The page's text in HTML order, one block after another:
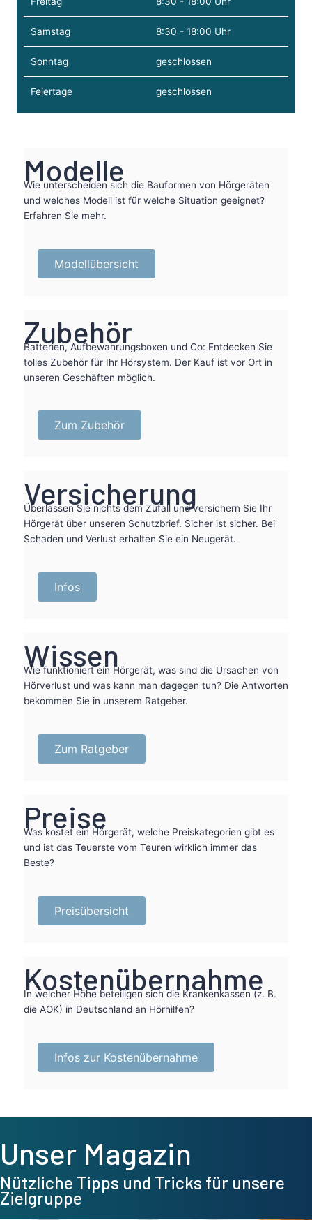
Samstag 8:30 - 18:00 Uhr
Sonntag geschlossen
Feiertage geschlossen
Modelle
Wie unterscheiden sich die Bauformen von Hörgeräten
und welches Modell ist für welche Situation geeignet?
Erfahren Sie mehr.
Modellübersicht
Zubehör
Batterien, Aufbewahrungsboxen und Co: Entdecken Sie
tolles Zubehör für Ihr Hörsystem. Der Kauf ist vor Ort in
unseren Geschäften möglich.
Zum Zubehör
Versicherung
Überlassen Sie nichts dem Zufall und versichern Sie Ihr
Hörgerät über unseren Schutzbrief. Sicher ist sicher. Bei
Schaden und Verlust erhalten Sie ein Neugerät.
Infos
Wissen
Wie funktioniert ein Hörgerät, was sind die Ursachen von
Hörverlust und was kann man dagegen tun? Die Antworten
bekommen Sie in unserem Ratgeber.
Zum Ratgeber
Preise
Was kostet ein Hörgerät, welche Preiskategorien gibt es
und ist das Teuerste vom Teuren wirklich immer das
Beste?
Preisübersicht
Kostenübernahme
In welcher Höhe beteiligen sich die Krankenkassen (z. B.
die AOK) in Deutschland an Hörhilfen?
Infos zur Kostenübernahme
Unser Magazin
Nützliche Tipps und Tricks für unsere
Zielgruppe